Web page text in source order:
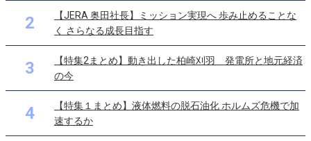
2
【JERA 奥田社長】ミッション実現へ 歩み止めることな
く さらなる成長目指す
3
【特集2まとめ】動き出した柏崎刈羽 発電所と地元経済
の今
4
【特集１まとめ】液体燃料の脱石油化 ホルムズ危機で加
速するか